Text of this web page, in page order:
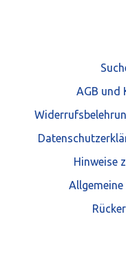
AGB und
Hinweise